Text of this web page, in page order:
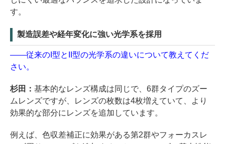
す。
製造誤差や経年変化に強い光学系を採用
――従来のI型とII型の光学系の違いについて教えてくだ
さい。
杉田： 基本的なレンズ構成は同じで、6群タイプのズー
ムレンズですが、レンズの枚数は4枚増えていて、より
効果的な部分にレンズを追加しています。
例えば、色収差補正に効果がある第2群やフォーカスレ